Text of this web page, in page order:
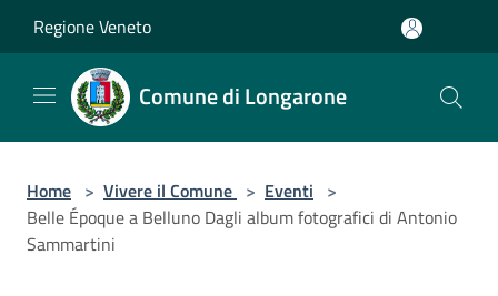
Regione Veneto
Comune di Longarone
Home > Vivere il Comune > Eventi >
Belle Époque a Belluno Dagli album fotografici di Antonio
Sammartini